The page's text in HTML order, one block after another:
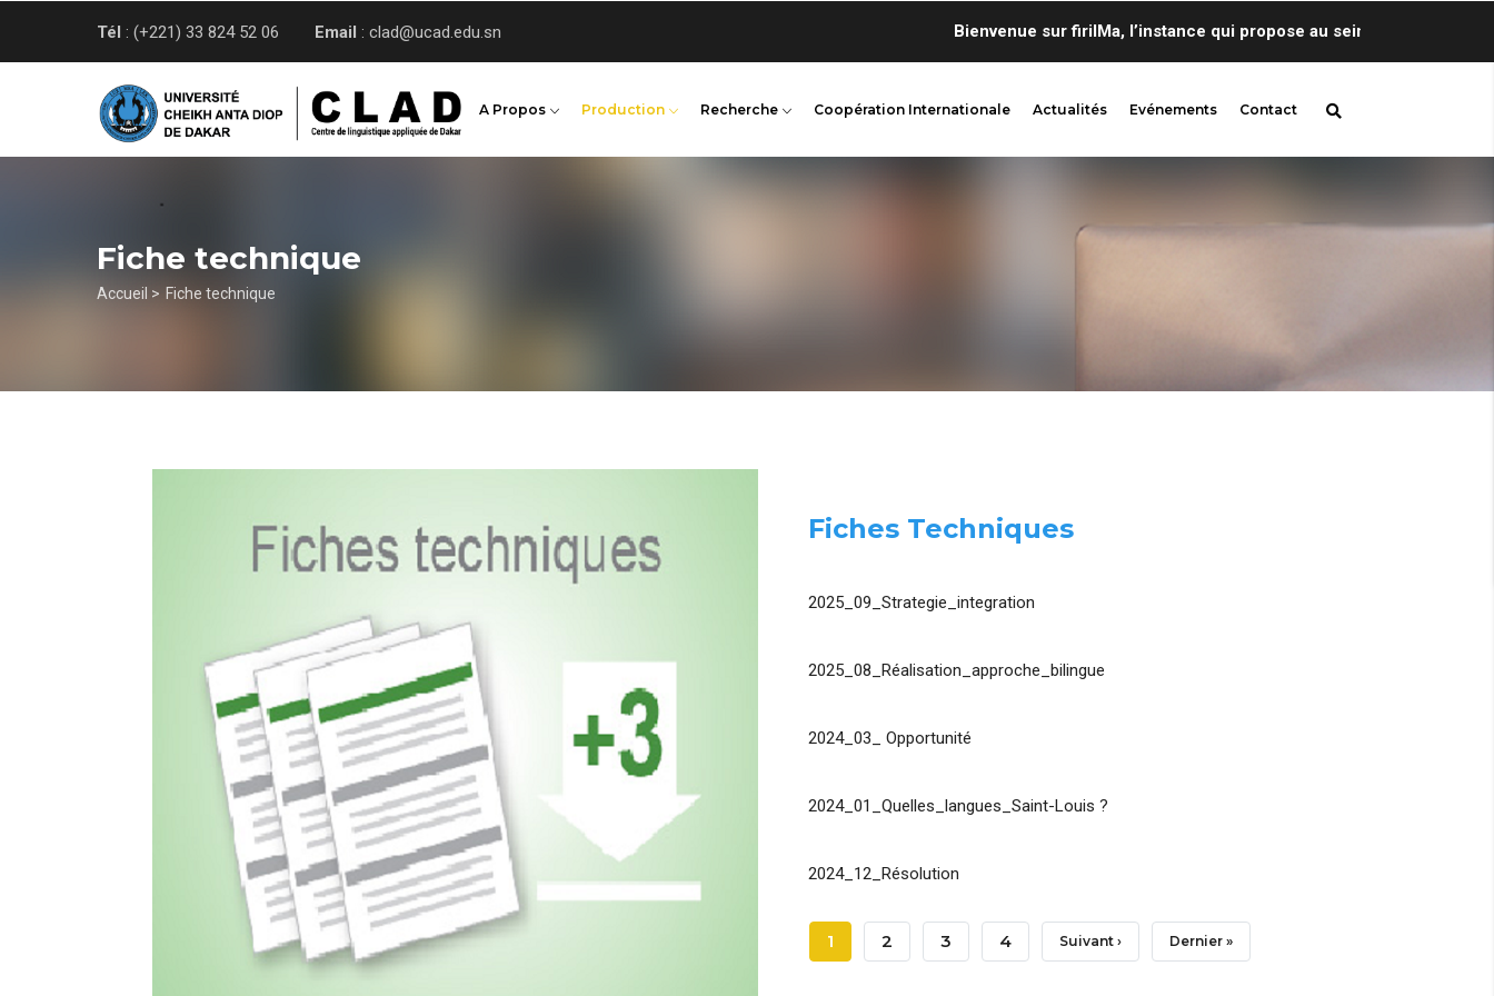
Tél : (+221) 33 824 52 06 Email : clad@ucad.edu.sn Bienvenue sur firilMa, l’instance qui propose au sein de Centre de
A Propos Production Recherche Coopération Internationale Actualités Evénements Contact
Fiche technique
Fil
Accueil > Fiche technique
Fiches Techniques
2025_09_Strategie_integration
2025_08_Réalisation_approche_bilingue
2024_03_ Opportunité
2024_01_Quelles_langues_Saint-Louis ?
2024_12_Résolution
Pagination
Page
1 Page
2 Page
3 Page
4 Page
Suivant › Dernière
Dernier »